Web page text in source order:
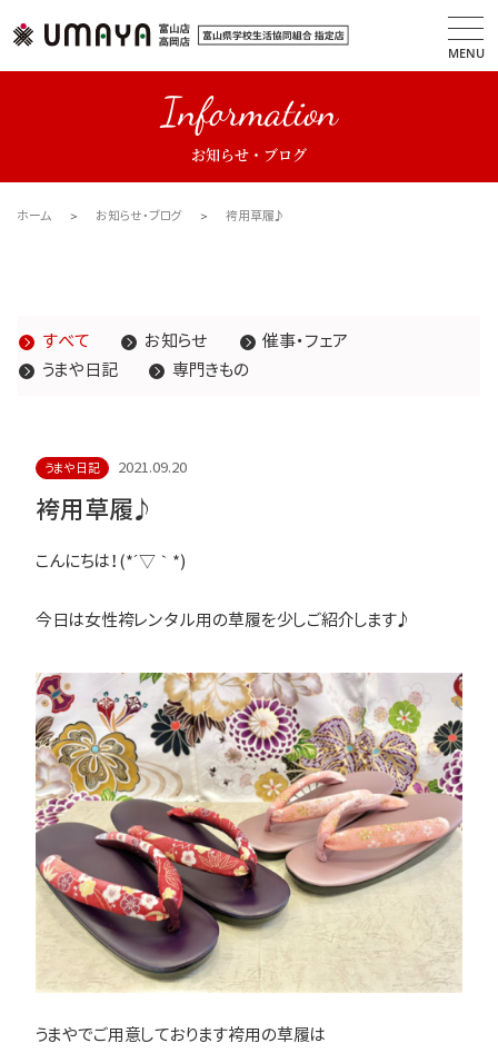
MENU
Information
お知らせ・ブログ
ホーム お知らせ・ブログ 袴用草履♪
すべて お知らせ
催事・フェア
うまや日記
専門きもの
うまや日記 2021.09.20
袴用草履♪
こんにちは！(*´▽｀*)
今日は女性袴レンタル用の草履を少しご紹介します♪
うまやでご用意しております袴用の草履は